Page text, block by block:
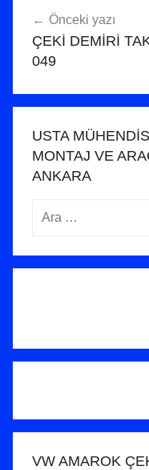
gezinmesi
Önceki yazı
ÇEKİ DEMİRİ
049
USTA
MONTAJ VE
ANKARA
Arama:
VW AMAROK